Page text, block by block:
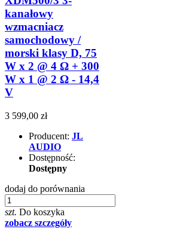
kanałowy
wzmacniacz
samochodowy /
morski klasy D, 75
W x 2 @ 4 Ω + 300
W x 1 @ 2 Ω - 14,4
V
3 599,00 zł
Producent: JL
AUDIO
Dostępność:
Dostępny
dodaj do porównania
szt. Do koszyka
zobacz szczegóły